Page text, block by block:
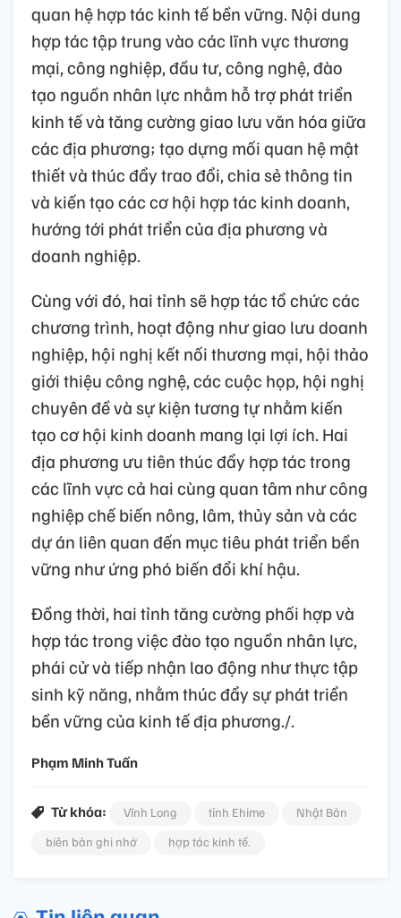
quan hệ hợp tác kinh tế bền vững. Nội dung
hợp tác tập trung vào các lĩnh vực thương
mại, công nghiệp, đầu tư, công nghệ, đào
tạo nguồn nhân lực nhằm hỗ trợ phát triển
kinh tế và tăng cường giao lưu văn hóa giữa
các địa phương; tạo dựng mối quan hệ mật
thiết và thúc đẩy trao đổi, chia sẻ thông tin
và kiến tạo các cơ hội hợp tác kinh doanh,
hướng tới phát triển của địa phương và
doanh nghiệp.
Cùng với đó, hai tỉnh sẽ hợp tác tổ chức các
chương trình, hoạt động như giao lưu doanh
nghiệp, hội nghị kết nối thương mại, hội thảo
giới thiệu công nghệ, các cuộc họp, hội nghị
chuyên đề và sự kiện tương tự nhằm kiến
tạo cơ hội kinh doanh mang lại lợi ích. Hai
địa phương ưu tiên thúc đẩy hợp tác trong
các lĩnh vực cả hai cùng quan tâm như công
nghiệp chế biến nông, lâm, thủy sản và các
dự án liên quan đến mục tiêu phát triển bền
vững như ứng phó biến đổi khí hậu.
Đồng thời, hai tỉnh tăng cường phối hợp và
hợp tác trong việc đào tạo nguồn nhân lực,
phái cử và tiếp nhận lao động như thực tập
sinh kỹ năng, nhằm thúc đẩy sự phát triển
bền vững của kinh tế địa phương./.
Phạm Minh Tuấn
Từ khóa: Vĩnh Long tỉnh Ehime
Nhật Bản
biên bản ghi nhớ
hợp tác kinh tế.